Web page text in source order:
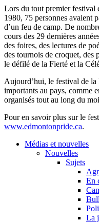
Lors du tout premier festival
1980, 75 personnes avaient
d’un feu de camp. De
cours des 29 dernières
des foires, des lectures de
des tournois de croquet, des
le défilé de la Fierté et la
Aujourd’hui, le festival de la
importants au pays, comme
organisés tout au long du
Pour en savoir plus sur le
www.edmontonpride.ca.
Médias et nouvelles
Nouvelles
Sujets
En
La